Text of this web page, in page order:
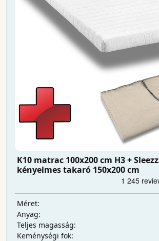
K10 matrac 100x200 cm H3 +
kényelmes takaró 150x200 cm
Méret:
Anyag:
Teljes magasság:
Keménységi fok: